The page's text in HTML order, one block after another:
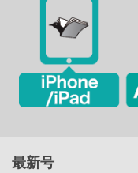
最新号